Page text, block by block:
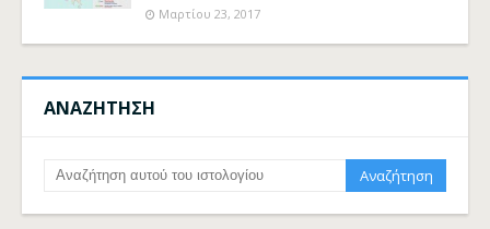
Μαρτίου 23, 2017
ΑΝΑΖΗΤΗΣΗ